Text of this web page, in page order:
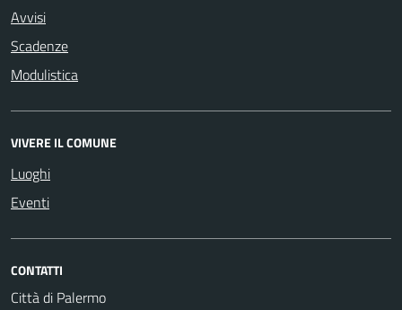
Avvisi
Scadenze
Modulistica
VIVERE IL COMUNE
Luoghi
Eventi
CONTATTI
Città di Palermo